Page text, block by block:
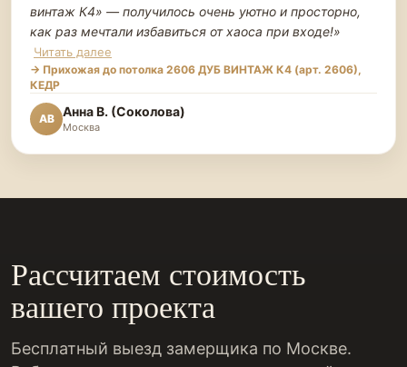
винтаж К4» — получилось очень уютно и просторно,
как раз мечтали избавиться от хаоса при входе!»
Читать далее
→ Прихожая до потолка 2606 ДУБ ВИНТАЖ К4 (арт. 2606),
КЕДР
АВ Анна В. (Соколова)
Москва
Рассчитаем стоимость
вашего проекта
Бесплатный выезд замерщика по Москве.